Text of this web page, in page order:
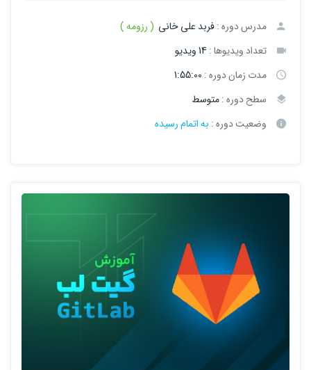
مدرس دوره :فربد علی خانی ( رزومه )
تعداد ویدیوها : 14 ویدیو
مدت زمان دوره : 1:55:00
سطح دوره :متوسط
وضعیت دوره : به اتمام رسیده